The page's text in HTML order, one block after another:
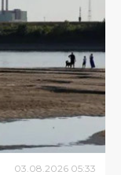
03 08 2026 05:33